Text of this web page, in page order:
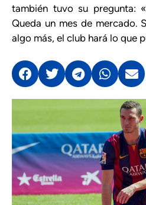
también tuvo su pregunta:
Queda un mes de mercado.
algo más, el club hará lo que